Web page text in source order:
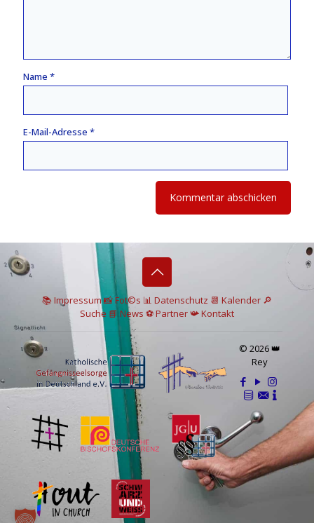
Name *
E-Mail-Adresse *
📚 Impressum📸Fot©s 📊 Datenschutz 📆 Kalender 🔎
Suche 📘 News ⚽Partner📯Kontakt
© 2026 👑
Rey